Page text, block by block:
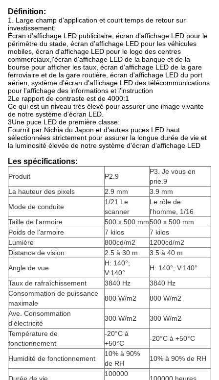
Définition:
1. Large champ d'application et court temps de retour sur
investissement:
Écran d'affichage LED publicitaire, écran d'affichage LED pour le
périmètre du stade, écran d'affichage LED pour les véhicules
mobiles, écran d'affichage LED pour le logo des centres
commerciaux,l'écran d'affichage LED de la banque et de la
bourse pour afficher les taux, écran d'affichage LED de la gare
ferroviaire et de la gare routière, écran d'affichage LED du port
aérien, système d'écran d'affichage LED des télécommunications
pour l'affichage des informations et l'instruction
2Le rapport de contraste est de 4000:1
Ce qui est un niveau très élevé pour assurer une image vivante
de notre système d'écran LED.
3Une puce LED de première classe:
Fournit par Nichia du Japon et d'autres puces LED haut
sélectionnées strictement pour assurer la longue durée de vie et
la luminosité élevée de notre système d'écran d'affichage LED
Les spécifications:
Produit P2.9
P3. Je vous en
prie.9
La hauteur des pixels
2.9 mm
3.9 mm
Mode de conduite
1/21 Le
scanner
Le rôle de
l'homme, 1/16
Taille de l'armoire
500 x 500 mm500 x 500 mm
Poids de l'armoire
7 kilos
7 kilos
Lumière
800cd/m2
1200cd/m2
Distance de vision
2.5 à 30 m
3.5 à 40 m
Angle de vue
H: 140°;
V:140°
H: 140°; V:140°
Taux de rafraîchissement
3840 Hz
3840 Hz
Consommation de puissance
maximale
800 W/m2
800 W/m2
Ave. Consommation
d'électricité
300 W/m2
300 W/m2
Température de
fonctionnement
-20°C à
+50°C
-20°C à +50°C
Humidité de fonctionnement
10% à 90%
de RH
10% à 90% de RH
100000